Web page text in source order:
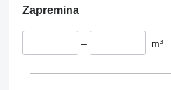
Zapremina
– m³